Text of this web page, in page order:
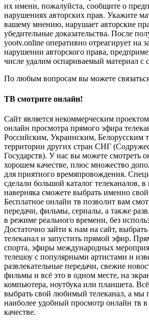
их имени, пожалуйста, сообщите о
нарушениях авторских прав. Укажите
вашему мнению, нарушает авторские
убедительные доказательства. После
yootv.online оперативно отреагирует на
нарушении авторского права,
числе удалим оспариваемый материал с
По любым вопросам вы можете
ТВ смотрите онлайн!
Сайт является некоммерческим
онлайн просмотра прямого эфира
Российским, Украинским, Белорусским
территории других стран СНГ
Государств). У нас вы можете смотреть
хорошем качестве, плюс множество
для приятного времяпровождения.
сделали большой каталог телеканалов,
наверняка сможете выбрать именно
Бесплатное онлайн тв позволит вам
передачи, фильмы, сериалы, а также
в режиме реального времени, без
Достаточно зайти к нам на сайт,
телеканал и запустить прямой эфир.
спорта, эфиры международных
телешоу с популярными артистами и
развлекательные передачи, свежие
фильмы и всё это в одном месте, на
компьютера, ноутбука или планшета.
выбрать свой любимый телеканал, а мы
наиболее удобный просмотр онлайн тв
качестве.